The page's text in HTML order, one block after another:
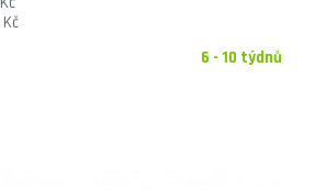
Kč
6 - 10 týdnů